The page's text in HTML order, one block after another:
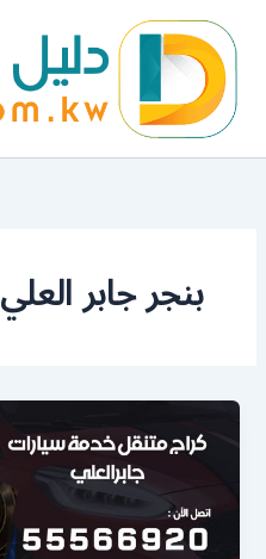
المحتوى
بنجر جابر العلي